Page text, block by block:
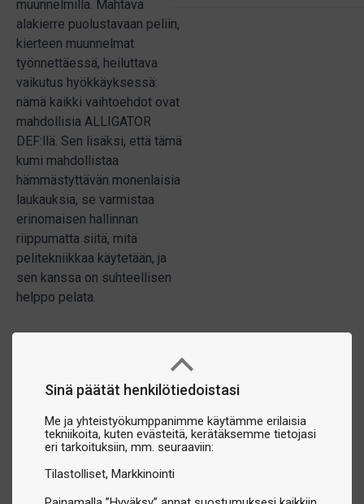
Sinä päätät henkilötiedoistasi
Me ja yhteistyökumppanimme käytämme erilaisia
tekniikoita, kuten evästeitä, kerätäksemme tietojasi
eri tarkoituksiin, mm. seuraaviin:
Tilastolliset Markkinointi
muunnelmilla. Mahtava
alakierre puolustavaan peliin,
kierteen muunnelmat
työnnettäessä, heiluttava
vaikutus hyökkäyksessä:
nämä kaikki vaihtoehdot ovat
mahdollisia ALLIGATOR
DEF:llä. Sen lisäksi, että tämä
kumi mahdollistaa
hämmästyttävän monenlaisia
laukauksia, se varmistaa
erinomaisen hallinnan
riippumatta siitä, mitä
pelitekniikkaa käytetään, ja
sen kanssa on suhteellisen
helppo pelata.